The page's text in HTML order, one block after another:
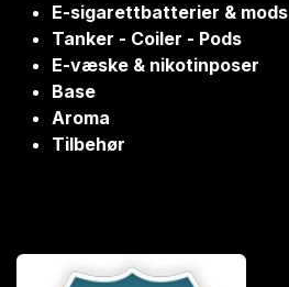
E-sigarettbatterier & mods
Tanker - Coiler - Pods
E-væske & nikotinposer
Base
Aroma
Tilbehør